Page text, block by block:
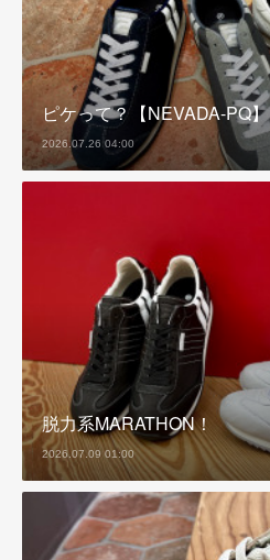
ピケって？【NEVADA-PQ】
2026.07.26 04:00
脱力系MARATHON！
2026.07.09 01:00